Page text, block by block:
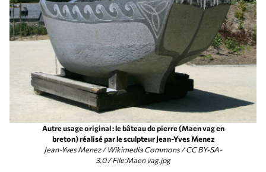
Autre usage original : le bâteau de pierre (Maen vag en
breton) réalisé par le sculpteur Jean-Yves Menez
Jean-Yves Menez / Wikimedia Commons / CC BY-SA-
3.0 / File:Maen vag.jpg